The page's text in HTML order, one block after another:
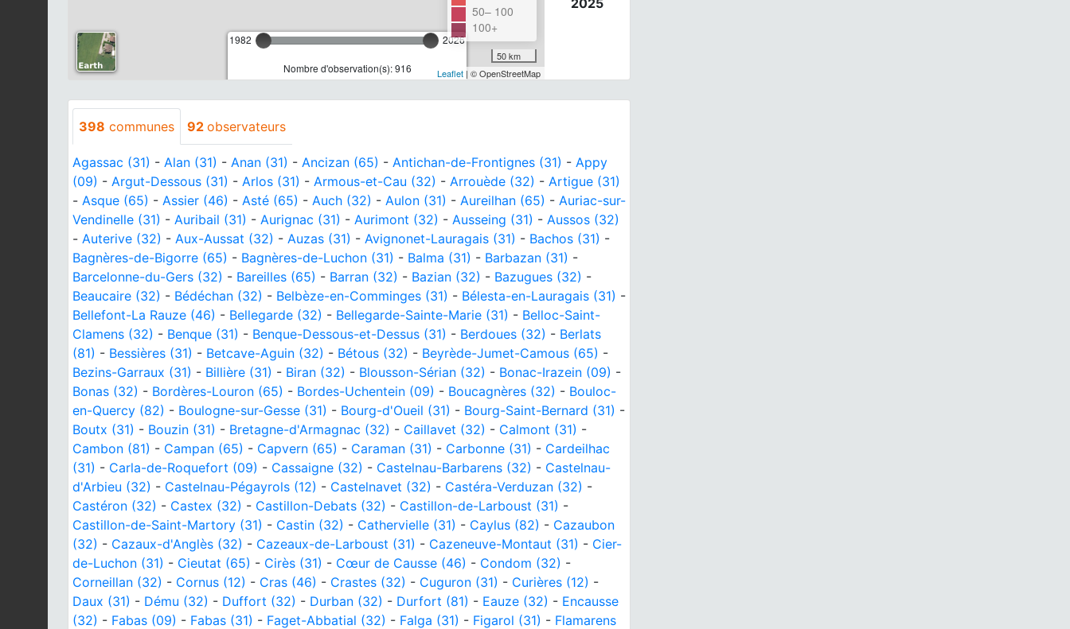
1982 2026
Nombre d'observation(s): 916
50– 100
100+
50 km
Leaflet| © OpenStreetMap
398 communes 92 observateurs
Agassac (31) - Alan (31) - Anan (31) - Ancizan (65) - Antichan-de-Frontignes (31) - Appy
(09) - Argut-Dessous (31) - Arlos (31) - Armous-et-Cau (32) - Arrouède (32) - Artigue (31)
- Asque (65) - Assier (46) - Asté (65) - Auch (32) - Aulon (31) - Aureilhan (65) - Auriac-sur-
Vendinelle (31) - Auribail (31) - Aurignac (31) - Aurimont (32) - Ausseing (31) - Aussos (32)
- Auterive (32) - Aux-Aussat (32) - Auzas (31) - Avignonet-Lauragais (31) - Bachos (31) -
Bagnères-de-Bigorre (65) - Bagnères-de-Luchon (31) - Balma (31) - Barbazan (31) -
Barcelonne-du-Gers (32) - Bareilles (65) - Barran (32) - Bazian (32) - Bazugues (32) -
Beaucaire (32) - Bédéchan (32) - Belbèze-en-Comminges (31) - Bélesta-en-Lauragais (31) -
Bellefont-La Rauze (46) - Bellegarde (32) - Bellegarde-Sainte-Marie (31) - Belloc-Saint-
Clamens (32) - Benque (31) - Benque-Dessous-et-Dessus (31) - Berdoues (32) - Berlats
(81) - Bessières (31) - Betcave-Aguin (32) - Bétous (32) - Beyrède-Jumet-Camous (65) -
Bezins-Garraux (31) - Billière (31) - Biran (32) - Blousson-Sérian (32) - Bonac-Irazein (09) -
Bonas (32) - Bordères-Louron (65) - Bordes-Uchentein (09) - Boucagnères (32) - Bouloc-
en-Quercy (82) - Boulogne-sur-Gesse (31) - Bourg-d'Oueil (31) - Bourg-Saint-Bernard (31) -
Boutx (31) - Bouzin (31) - Bretagne-d'Armagnac (32) - Caillavet (32) - Calmont (31) -
Cambon (81) - Campan (65) - Capvern (65) - Caraman (31) - Carbonne (31) - Cardeilhac
(31) - Carla-de-Roquefort (09) - Cassaigne (32) - Castelnau-Barbarens (32) - Castelnau-
d'Arbieu (32) - Castelnau-Pégayrols (12) - Castelnavet (32) - Castéra-Verduzan (32) -
Castéron (32) - Castex (32) - Castillon-Debats (32) - Castillon-de-Larboust (31) -
Castillon-de-Saint-Martory (31) - Castin (32) - Cathervielle (31) - Caylus (82) - Cazaubon
(32) - Cazaux-d'Anglès (32) - Cazeaux-de-Larboust (31) - Cazeneuve-Montaut (31) - Cier-
de-Luchon (31) - Cieutat (65) - Cirès (31) - Cœur de Causse (46) - Condom (32) -
Corneillan (32) - Cornus (12) - Cras (46) - Crastes (32) - Cuguron (31) - Curières (12) -
Daux (31) - Dému (32) - Duffort (32) - Durban (32) - Durfort (81) - Eauze (32) - Encausse
(32) - Fabas (09) - Fabas (31) - Faget-Abbatial (32) - Falga (31) - Figarol (31) - Flamarens